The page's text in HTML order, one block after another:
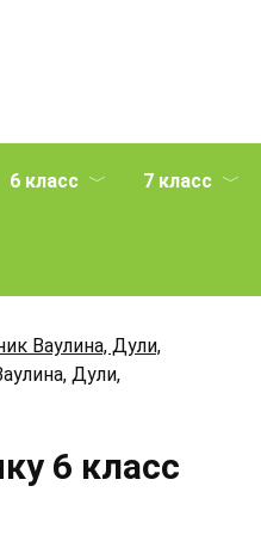
6 класс 7 класс
Ваулина, Дули,
Дули,
6 класс